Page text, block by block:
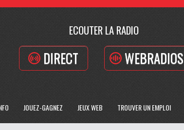
ECOUTER LA RADIO
DIRECT WEBRADIOS
JOUEZ-GAGNEZ JEUX WEB TROUVER UN EMPLOI